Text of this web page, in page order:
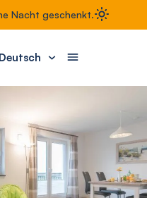
Nacht geschenkt.
Deutsch